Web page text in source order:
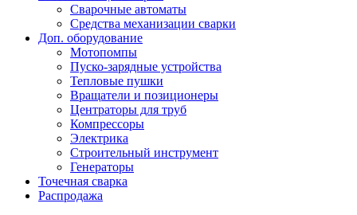
Сварочные автоматы
Средства механизации сварки
Доп. оборудование
Мотопомпы
Пуско-зарядные устройства
Тепловые пушки
Вращатели и позиционеры
Центраторы для труб
Компрессоры
Электрика
Строительный инструмент
Генераторы
Точечная сварка
Распродажа